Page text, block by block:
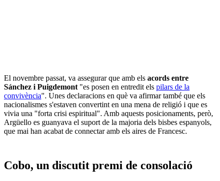
El novembre passat, va assegurar que amb els acords entre
Sánchez i Puigdemont "es posen en entredit els pilars de la
convivència". Unes declaracions en què va afirmar també que els
nacionalismes s'estaven convertint en una mena de religió i que es
vivia una "forta crisi espiritual". Amb aquests posicionaments, però,
Argüello es guanyava el suport de la majoria dels bisbes espanyols,
que mai han acabat de connectar amb els aires de Francesc.
Cobo, un discutit premi de consolació